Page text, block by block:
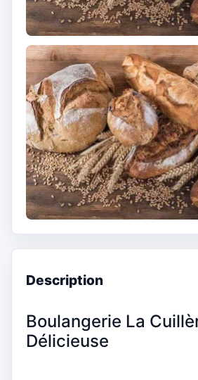
Description
Boulangerie La
Délicieuse